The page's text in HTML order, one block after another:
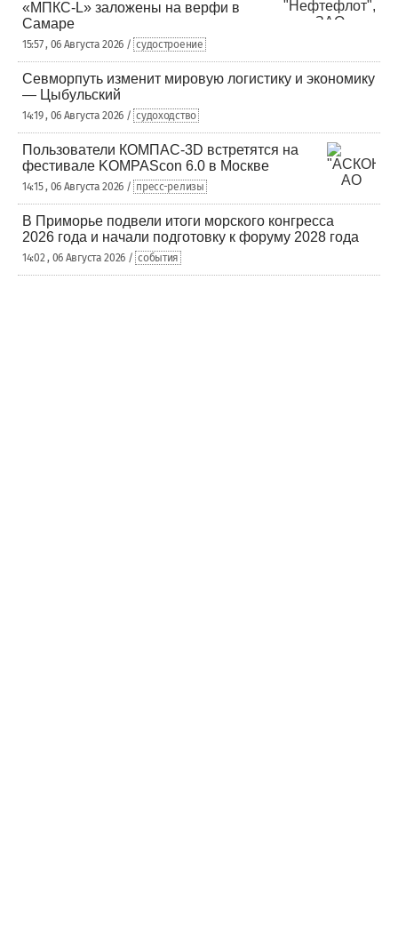
«МПКС-L» заложены на верфи в
Самаре
15:57 , 06 Августа 2026 / судостроение
Севморпуть изменит мировую логистику и экономику
— Цыбульский
14:19 , 06 Августа 2026 / судоходство
Пользователи КОМПАС-3D встретятся на
фестивале KOMPAScon 6.0 в Москве
14:15 , 06 Августа 2026 / пресс-релизы
В Приморье подвели итоги морского конгресса
2026 года и начали подготовку к форуму 2028 года
14:02 , 06 Августа 2026 / события